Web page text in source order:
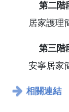
第二階
居家護理
第三階
安寧居家
相關連結